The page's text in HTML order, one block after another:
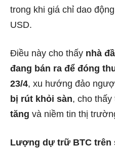
trong khi giá chỉ dao
USD.
Điều này cho thấy nhà
đang bán ra để đóng
23/4, xu hướng đảo
bị rút khỏi sàn, cho thấy
tăng và niềm tin thị
Lượng dự trữ BTC trên